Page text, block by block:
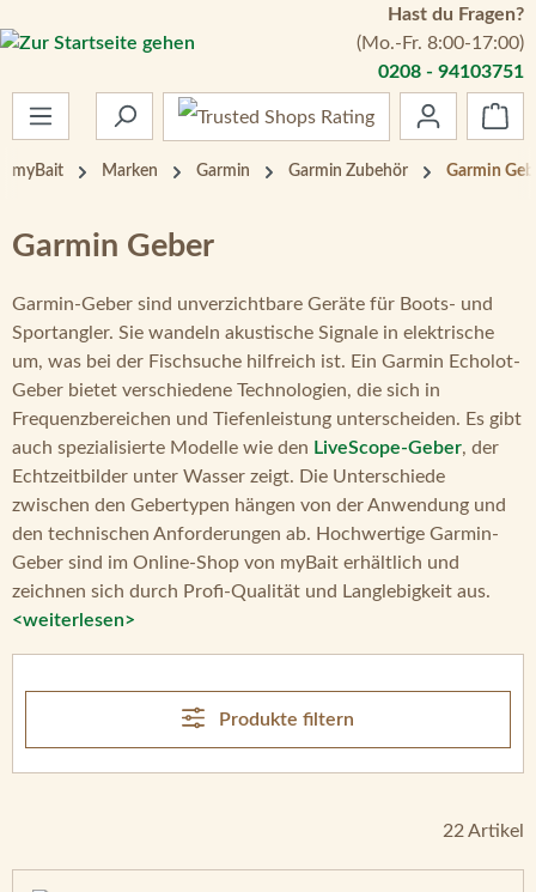
Zum Hauptinhalt springen
Hast du Fragen?
(Mo.-Fr. 8:00-17:00)
0208 - 94103751
myBait Marken Garmin Garmin Zubehör Garmin
Garmin Geber
Garmin-Geber sind unverzichtbare Geräte für Boots- und
Sportangler. Sie wandeln akustische Signale in elektrische
um, was bei der Fischsuche hilfreich ist. Ein Garmin Echolot-
Geber bietet verschiedene Technologien, die sich in
Frequenzbereichen und Tiefenleistung unterscheiden. Es gibt
auch spezialisierte Modelle wie den LiveScope-Geber, der
Echtzeitbilder unter Wasser zeigt. Die Unterschiede
zwischen den Gebertypen hängen von der Anwendung und
den technischen Anforderungen ab. Hochwertige Garmin-
Geber sind im Online-Shop von myBait erhältlich und
zeichnen sich durch Profi-Qualität und Langlebigkeit aus.
<weiterlesen>
Produkte filtern
22 Artikel